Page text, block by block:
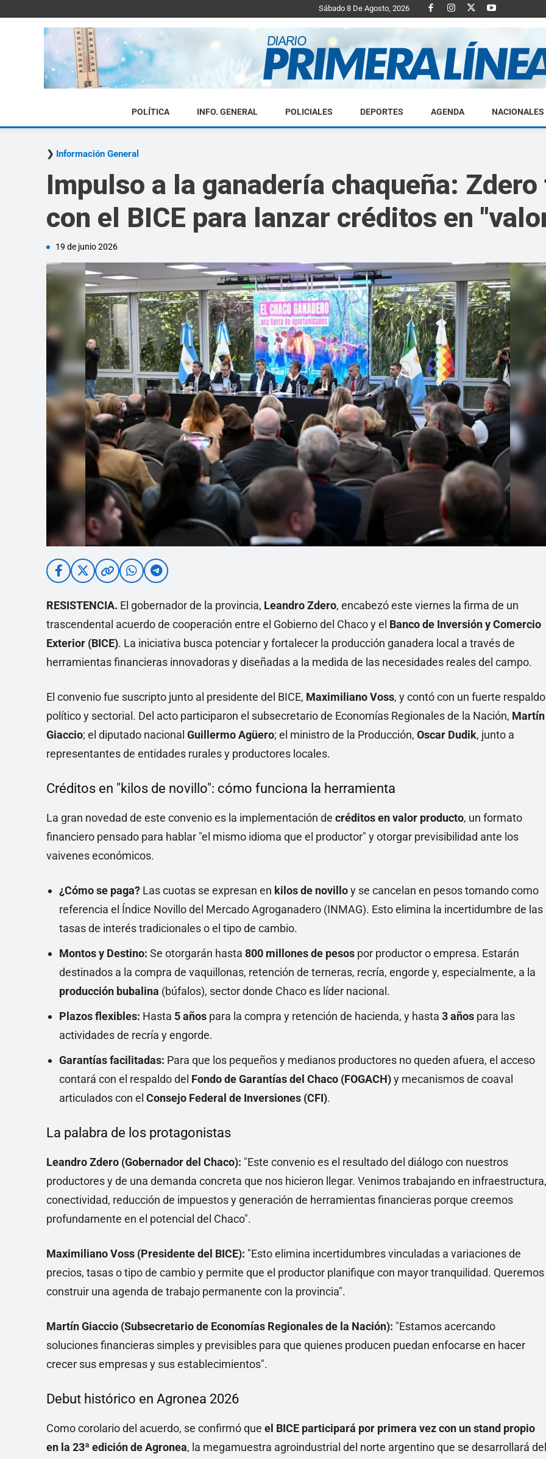
Sábado 8 De Agosto, 2026
Diario
Linea
POLÍTICA INFO. GENERAL POLICIALES DEPORTES AGENDA NACIONALES
Información General
Impulso a la ganadería chaqueña:
con el BICE para lanzar créditos en
19 de junio 2026
RESISTENCIA. El gobernador de la provincia, Leandro Zdero, encabezó este viernes la firma de un
trascendental acuerdo de cooperación entre el Gobierno del Chaco y el Banco de Inversión y Comercio
Exterior (BICE). La iniciativa busca potenciar y fortalecer la producción ganadera local a través de
herramientas financieras innovadoras y diseñadas a la medida de las necesidades reales del campo.
El convenio fue suscripto junto al presidente del BICE, Maximiliano Voss, y contó con un fuerte respaldo
político y sectorial. Del acto participaron el subsecretario de Economías Regionales de la Nación, Martín
Giaccio; el diputado nacional Guillermo Agüero; el ministro de la Producción, Oscar Dudik, junto a
representantes de entidades rurales y productores locales.
Créditos en "kilos de novillo": cómo funciona la herramienta
La gran novedad de este convenio es la implementación de créditos en valor producto, un formato
financiero pensado para hablar "el mismo idioma que el productor" y otorgar previsibilidad ante los
vaivenes económicos.
¿Cómo se paga? Las cuotas se expresan en kilos de novilloy se cancelan en pesos tomando como
referencia el Índice Novillo del Mercado Agroganadero (INMAG). Esto elimina la incertidumbre de las
tasas de interés tradicionales o el tipo de cambio.
Montos y Destino: Se otorgarán hasta 800 millones de pesos por productor o empresa. Estarán
destinados a la compra de vaquillonas, retención de terneras, recría, engorde y, especialmente, a la
producción bubalina (búfalos), sector donde Chaco es líder nacional.
Plazos flexibles: Hasta 5 años para la compra y retención de hacienda, y hasta 3 años para las
actividades de recría y engorde.
Garantías facilitadas: Para que los pequeños y medianos productores no queden afuera, el acceso
contará con el respaldo del Fondo de Garantías del Chaco (FOGACH)y mecanismos de coaval
articulados con el Consejo Federal de Inversiones (CFI).
La palabra de los protagonistas
Leandro Zdero (Gobernador del Chaco): "Este convenio es el resultado del diálogo con nuestros
productores y de una demanda concreta que nos hicieron llegar. Venimos trabajando en infraestructura,
conectividad, reducción de impuestos y generación de herramientas financieras porque creemos
profundamente en el potencial del Chaco".
Maximiliano Voss (Presidente del BICE): "Esto elimina incertidumbres vinculadas a variaciones de
precios, tasas o tipo de cambio y permite que el productor planifique con mayor tranquilidad. Queremos
construir una agenda de trabajo permanente con la provincia".
Martín Giaccio (Subsecretario de Economías Regionales de la Nación): "Estamos acercando
soluciones financieras simples y previsibles para que quienes producen puedan enfocarse en hacer
crecer sus empresas y sus establecimientos".
Debut histórico en Agronea 2026
Como corolario del acuerdo, se confirmó que el BICE participará por primera vez con un stand propio
en la 23ª edición de Agronea, la megamuestra agroindustrial del norte argentino que se desarrollará del